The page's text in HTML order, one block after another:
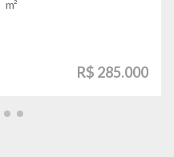
m²
R$ 285.000